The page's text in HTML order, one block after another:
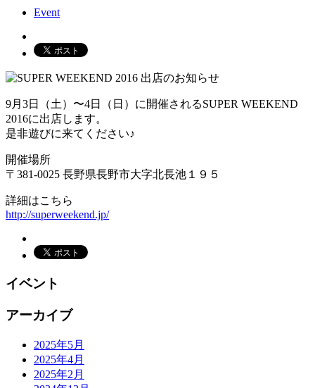
Event
9月3日（土）〜4日（日）に開催されるSUPER WEEKEND
2016に出店します。
是非遊びに来てください♪
開催場所
〒381-0025 長野県長野市大字北長池１９５
詳細はこちら
http://superweekend.jp/
イベント
アーカイブ
2025年5月
2025年4月
2025年2月